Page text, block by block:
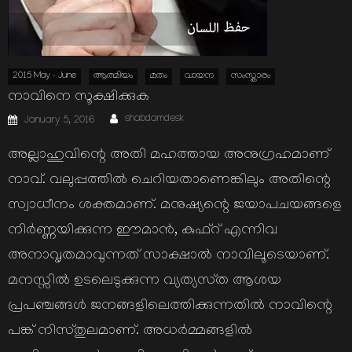
2015 May - June ആത്മിയം മതം വായന സംസ്കാരം
നാവിനെ സൂക്ഷിക്കുക
Posted
on
January 5, 2016 Author
shabdamdesk
അല്ലാഹുവിന്റെ അതി മഹത്തായ അനുഗ്രഹമാണ്‌
നാവ്‌. വലുപ്പത്തില്‍ ചെറിയതാണെങ്കിലും അതിന്റെ
സ്വാധീനം ശക്തമാണ്‌. മനുഷ്യന്റെ ജയാപചയങ്ങളെ
നിര്‍ണ്ണയിക്കുന്ന ഈമാന്‍, കുഫ്‌റ്‌ എന്നിവ
അനാവൃതമാവുന്നത്‌ സാക്ഷാല്‍ നാവിലൂടെയാണ്‌.
മനസ്സില്‍ ഉടലെടുക്കുന്ന വ്യത്യസ്‌ത ആശയ
പ്രപഞ്ചങ്ങള്‍ ജനങ്ങളിലെത്തിക്കുന്നതില്‍ നാവിന്റെ
പങ്ക്‌ നിസ്‌തുലമാണ്‌. അധര്‍മ്മങ്ങളില്‍